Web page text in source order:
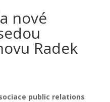
nové
Radek
public relations